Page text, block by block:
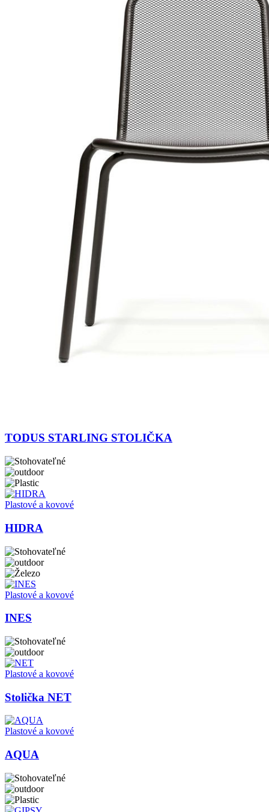
TODUS STARLING STOLIČKA
Plastové a kovové
HIDRA
Plastové a kovové
INES
Plastové a kovové
Stolička NET
Plastové a kovové
AQUA